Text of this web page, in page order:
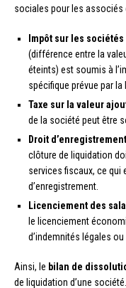
sociales pour les associés
Impôt sur les sociétés
(différence entre la
éteints) est soumis à
spécifique prévue par la
Taxe sur la valeur
de la société peut être
Droit
clôture de liquidation
services fiscaux, ce qui
d’enregistrement.
Licenciement des
le licenciement
d’indemnités légales
Ainsi, le bilan de
de liquidation d’une